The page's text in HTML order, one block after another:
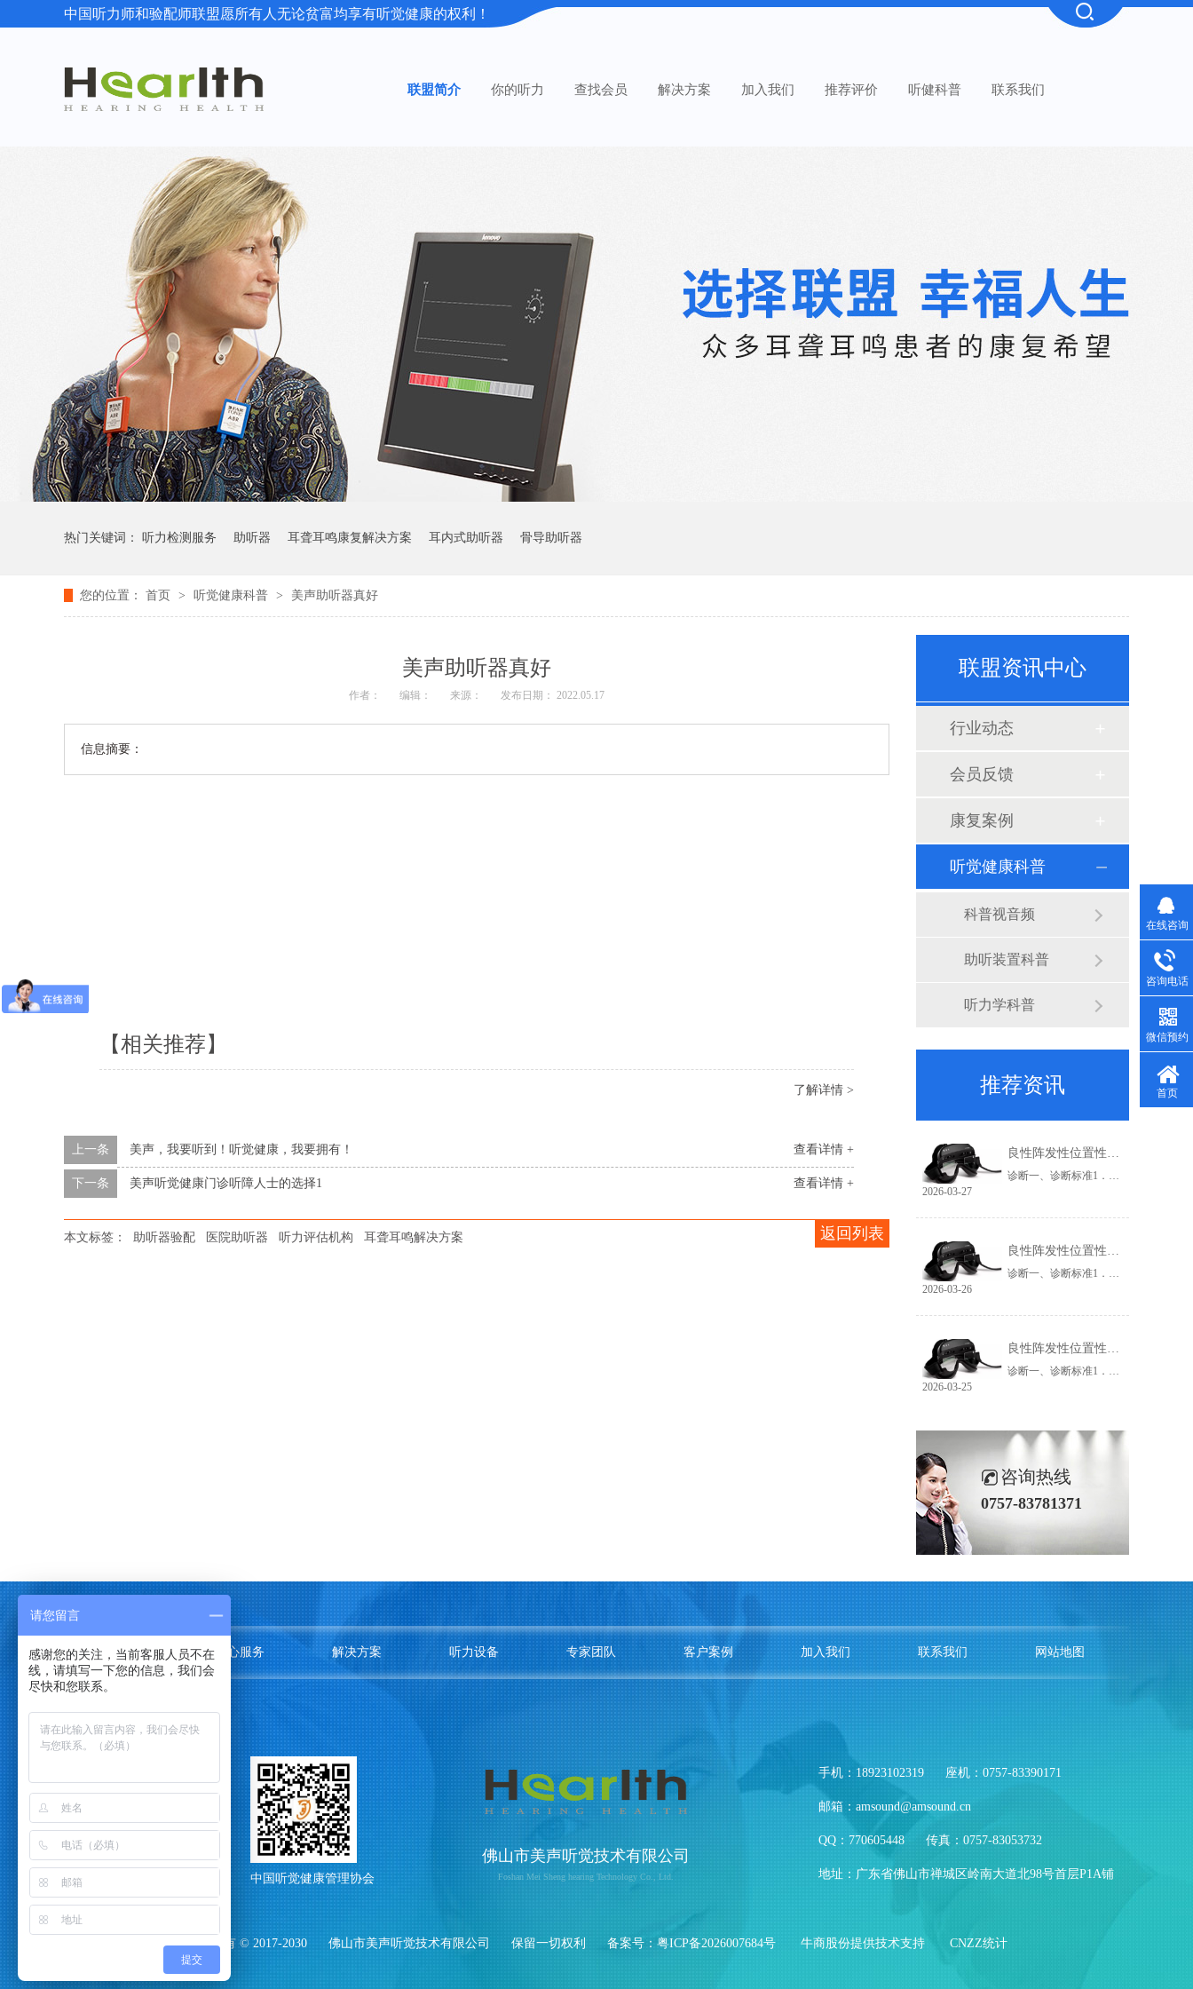
中国听力师和验配师联盟愿所有人无论贫富均享有听觉健康的权利！
联盟简介 你的听力 查找会员 解决方案 加入我们 推荐评价 听健科普 联系我们
热门关键词： 听力检测服务 助听器 耳聋耳鸣康复解决方案 耳内式助听器 骨导助听器
您的位置： 首页 > 听觉健康科普 > 美声助听器真好
美声助听器真好
作者： 编辑： 来源： 发布日期： 2022.05.17
信息摘要：
【相关推荐】
了解详情 >
查看详情 +
上一条 美声，我要听到！听觉健康，我要拥有！
查看详情 +
下一条 美声听觉健康门诊听障人士的选择1
返回列表
本文标签： 助听器验配 医院助听器 听力评估机构 耳聋耳鸣解决方案
联盟资讯中心
行业动态
会员反馈
康复案例
听觉健康科普
科普视音频
助听装置科普
听力学科普
推荐资讯
良性阵发性位置性眩晕诊断治疗指南（2017 中国）之二_副本_副本_副本_副本_副本_副本_副本
诊断一、诊断标准1．相对于重力方向改变头位后出现反复发作的、短暂的眩晕或头晕(通常持续不超过1min)。2．位置试验中出现眩晕及特征性位置性眼震。3．排除其他疾病，如前庭性偏头痛、前庭阵发症、中枢性位置性眩晕、梅尼埃病、前庭神经炎、迷路炎、上半规管裂综合征、后循环缺血、体位性低血压、心理精神源性眩晕等。
2026-03-27
良性阵发性位置性眩晕诊断治疗指南（2017 中国）之二_副本_副本_副本_副本_副本_副本
诊断一、诊断标准1．相对于重力方向改变头位后出现反复发作的、短暂的眩晕或头晕(通常持续不超过1min)。2．位置试验中出现眩晕及特征性位置性眼震。3．排除其他疾病，如前庭性偏头痛、前庭阵发症、中枢性位置性眩晕、梅尼埃病、前庭神经炎、迷路炎、上半规管裂综合征、后循环缺血、体位性低血压、心理精神源性眩晕等。
2026-03-26
良性阵发性位置性眩晕诊断治疗指南（2017 中国）之二_副本_副本_副本_副本_副本
诊断一、诊断标准1．相对于重力方向改变头位后出现反复发作的、短暂的眩晕或头晕(通常持续不超过1min)。2．位置试验中出现眩晕及特征性位置性眼震。3．排除其他疾病，如前庭性偏头痛、前庭阵发症、中枢性位置性眩晕、梅尼埃病、前庭神经炎、迷路炎、上半规管裂综合征、后循环缺血、体位性低血压、心理精神源性眩晕等。
2026-03-25
咨询热线
0757-83781371
关于我们 中心服务 解决方案 听力设备 专家团队 客户案例 加入我们 联系我们 网站地图
中国听觉健康管理协会 中国听觉健康管理协会
佛山市美声听觉技术有限公司
Foshan Mei Sheng hearing Technology Co., Ltd.
手机：18923102319 座机：0757-83390171
邮箱：amsound@amsound.cn
QQ：770605448 传真：0757-83053732
地址：广东省佛山市禅城区岭南大道北98号首层P1A铺
版权所有 © 2017-2030 佛山市美声听觉技术有限公司 保留一切权利 备案号： 粤ICP备2026007684号 牛商股份提供技术支持 CNZZ统计
在线咨询
咨询电话
微信预约
首页
请您留言
感谢您的关注，当前客服人员不在
线，请填写一下您的信息，我们会
尽快和您联系。
提交